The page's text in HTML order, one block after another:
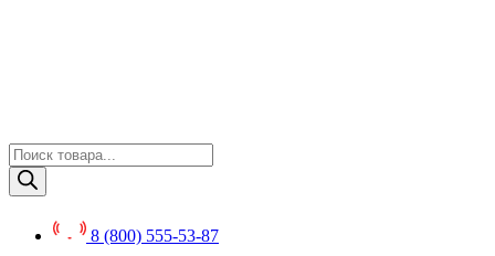
Поиск
товаров
8 (800) 555-53-87